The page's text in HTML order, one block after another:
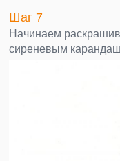
Шаг 7
Начинаем
сиреневым